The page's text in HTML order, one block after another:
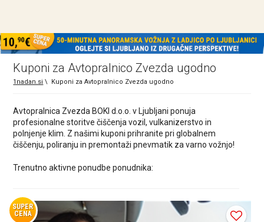
Kuponi za Avtopralnico Zvezda ugodno
1nadan.si \ Kuponi za Avtopralnico Zvezda ugodno
Avtopralnica Zvezda BOKI d.o.o. v Ljubljani ponuja
profesionalne storitve čiščenja vozil, vulkanizerstvo in
polnjenje klim. Z našimi kuponi prihranite pri globalnem
čiščenju, poliranju in premontaži pnevmatik za varno vožnjo!
Trenutno aktivne ponudbe ponudnika:
SUPER
CENA